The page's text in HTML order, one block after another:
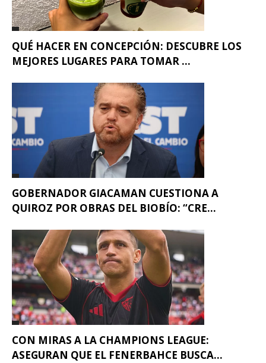
QUÉ HACER EN CONCEPCIÓN: DESCUBRE LOS
MEJORES LUGARES PARA TOMAR ...
GOBERNADOR GIACAMAN CUESTIONA A
QUIROZ POR OBRAS DEL BIOBÍO: “CRE...
CON MIRAS A LA CHAMPIONS LEAGUE:
ASEGURAN QUE EL FENERBAHCE BUSCA...